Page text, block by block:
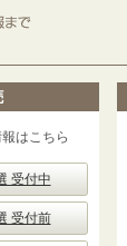
はこちら
受付中
受付前